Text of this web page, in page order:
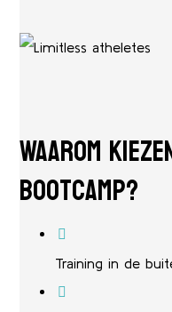
Waarom
bootcamp?
Training in de